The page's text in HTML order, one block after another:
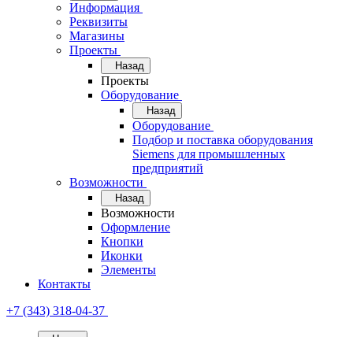
Информация
Реквизиты
Магазины
Проекты
Назад
Проекты
Оборудование
Назад
Оборудование
Подбор и поставка оборудования
Siemens для промышленных
предприятий
Возможности
Назад
Возможности
Оформление
Кнопки
Иконки
Элементы
Контакты
+7 (343) 318-04-37